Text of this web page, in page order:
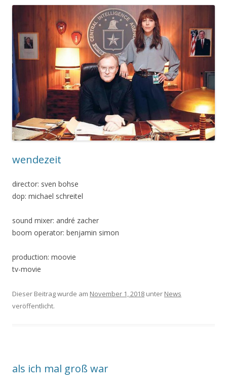
wendezeit
director: sven bohse
dop: michael schreitel
sound mixer: andré zacher
boom operator: benjamin simon
production: moovie
tv-movie
Dieser Beitrag wurde am November 1, 2018 unter News
veröffentlicht.
als ich mal groß war